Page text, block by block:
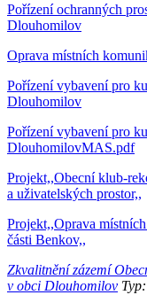
Pořízení ochranných
Dlouhomilov
Oprava místních
Pořízení vybavení pro
Dlouhomilov
Pořízení vybavení pro
DlouhomilovMAS.pdf
Projekt,,Obecní klub-
a uživatelských prostor,,
Projekt,,Oprava
části Benkov,,
Zkvalitnění zázemí
v obci Dlouhomilov